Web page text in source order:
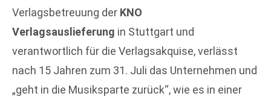
Verlagsbetreuung der KNO
Verlagsauslieferung in Stuttgart und
verantwortlich für die Verlagsakquise, verlässt
nach 15 Jahren zum 31. Juli das Unternehmen und
„geht in die Musiksparte zurück“, wie es in einer